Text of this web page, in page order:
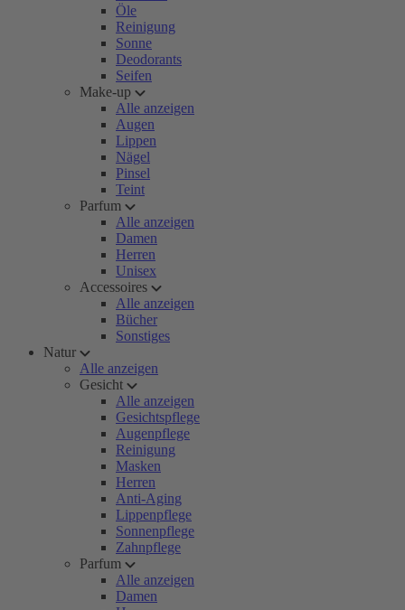
Öle
Reinigung
Sonne
Deodorants
Seifen
Make-up
Alle anzeigen
Augen
Lippen
Nägel
Pinsel
Teint
Parfum
Alle anzeigen
Damen
Herren
Unisex
Accessoires
Alle anzeigen
Bücher
Sonstiges
Natur
Alle anzeigen
Gesicht
Alle anzeigen
Gesichtspflege
Augenpflege
Reinigung
Masken
Herren
Anti-Aging
Lippenpflege
Sonnenpflege
Zahnpflege
Parfum
Alle anzeigen
Damen